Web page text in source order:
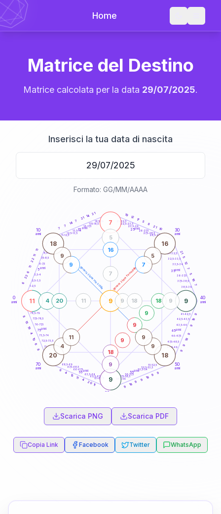
Home
Matrice del Destino
Matrice calcolata per la data 29/07/2025.
Inserisci la tua data di nascita
Formato: GG/MM/AAAA
generazione maschile generazione femminile
0
anni
10
anni
30
anni
40
anni
50
anni
60
70
anni
1-2,5
2,5-3,5
3,5-4
6-7,5
7,5-8,5
8,5-9
11-12,5
12,5-13,5
13,5-14
16-17,5
17,5-18,5
18,5-19
21-22,5
22,5-23,5
23,5-24
26-27,5
27,5-28,5
28,5-29
31-32,5
32,5-33,5
33,5-34
36-37,5
37,5-38,5
38,5-39
41-42,5
42,5-43,5
43,5-44
46-47,5
47,5-48,5
48,5-49
51-52,5
52,5-53,5
53,5-54
56-57,5
57,5-58,5
58,5-59
61-62,5
62,5-63,5
63,5-64
66-67,5
67,5-68,5
68,5-69
71-72,5
72,5-73,5
73,5-74
76-77,5
77,5-78,5
78,5-79
6
22
6
11
22
11
11
7
7
14 7
21 14
21 19
12
17
5
8
21
10
21
5
12
7
5
16
7
9
18
9
9
18
9
9
9
9
18
9
9
18
9
11
20
4
11
15
4
6
8
6
10
4
19
15
8
11
7
9
9
9
18 16
20 18
18
9
9
9
18
4
5
9
9
20
16
9 18
11
7
9
9
5
7
4
11
9
9
5anni
15 anni 25anni
35anni
45anni
55anni
65anni
75anni
Scarica PNG Scarica PDF
Copia Link Facebook Twitter WhatsApp